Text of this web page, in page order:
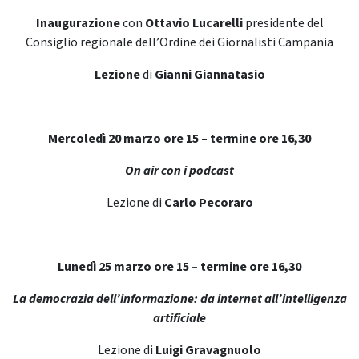
Inaugurazionecon Ottavio Lucarellipresidente del
Consiglio regionale dell’Ordine dei Giornalisti Campania
Lezionedi Gianni Giannatasio
Mercoledì 20 marzo ore 15 – termine ore 16,30
On air con i podcast
Lezione di Carlo Pecoraro
Lunedì 25 marzo ore 15 – termine ore 16,30
La democrazia dell’informazione: da internet all’intelligenza
artificiale
Lezione di Luigi Gravagnuolo